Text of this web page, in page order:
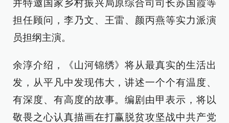
并特邀国家乡村振兴局原综合司司长苏国霞等
担任顾问，李乃文、王雷、颜丙燕等实力派演
员担纲主演。
余淳介绍，《山河锦绣》将从最真实的生活出
发，从平凡中发现伟大，讲述一个个有温度、
有深度、有高度的故事。编剧由甲表示，将以
敬畏之心认真描画在打赢脱贫攻坚战中共产党